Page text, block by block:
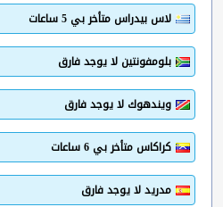
لاس بيدراس متأخر بي 5 ساعات
بلومفونتين لا يوجد فارق
ويندهوك لا يوجد فارق
كراكاس متأخر بي 6 ساعات
مدريد لا يوجد فارق